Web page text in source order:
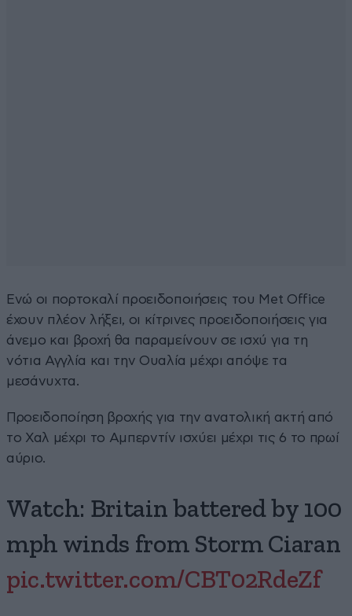
Ενώ οι πορτοκαλί προειδοποιήσεις του Met Office
έχουν πλέον λήξει, οι κίτρινες προειδοποιήσεις για
άνεμο και βροχή θα παραμείνουν σε ισχύ για τη
νότια Αγγλία και την Ουαλία μέχρι απόψε τα
μεσάνυχτα.
Προειδοποίηση βροχής για την ανατολική ακτή από
το Χαλ μέχρι το Αμπερντίν ισχύει μέχρι τις 6 το πρωί
αύριο.
Watch: Britain battered by 100
mph winds from Storm Ciaran
pic.twitter.com/CBT02RdeZf